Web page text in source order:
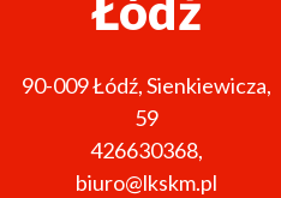
90-009Łódź,Sienkiewicza,
59
426630368,
biuro@lkskm.pl